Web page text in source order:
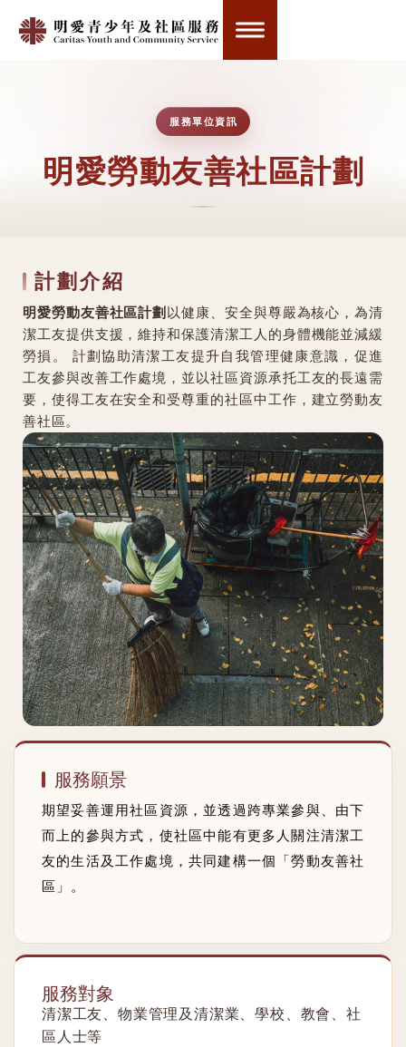
服務單位資訊
明愛勞動友善社區計劃
計劃介紹
明愛勞動友善社區計劃以健康、安全與尊嚴為核心，為清
潔工友提供支援，維持和保護清潔工人的身體機能並減緩
勞損。 計劃協助清潔工友提升自我管理健康意識，促進
工友參與改善工作處境，並以社區資源承托工友的長遠需
要，使得工友在安全和受尊重的社區中工作，建立勞動友
善社區。
服務願景
期望妥善運用社區資源，並透過跨專業參與、由下
而上的參與方式，使社區中能有更多人關注清潔工
友的生活及工作處境，共同建構一個「勞動友善社
區」。
服務對象
清潔工友、物業管理及清潔業、學校、教會、社
區人士等